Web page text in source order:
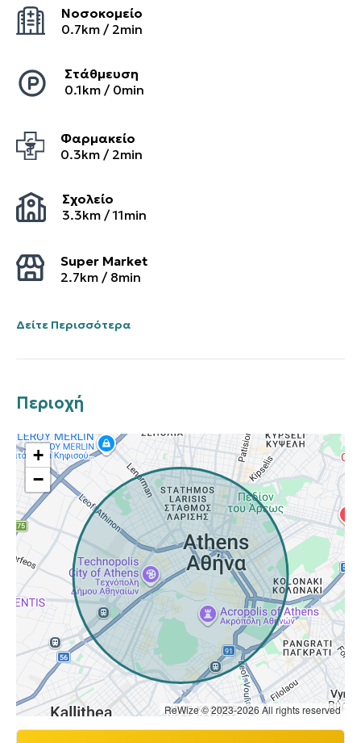
Νοσοκομείο
0.7km / 2min
Στάθμευση
0.1km / 0min
Φαρμακείο
0.3km / 2min
Σχολείο
3.3km /11min
Super Market
2.7km / 8min
Δείτε Περισσότερα
Περιοχή
+
−
ReWize © 2023-2026 All rights reserved